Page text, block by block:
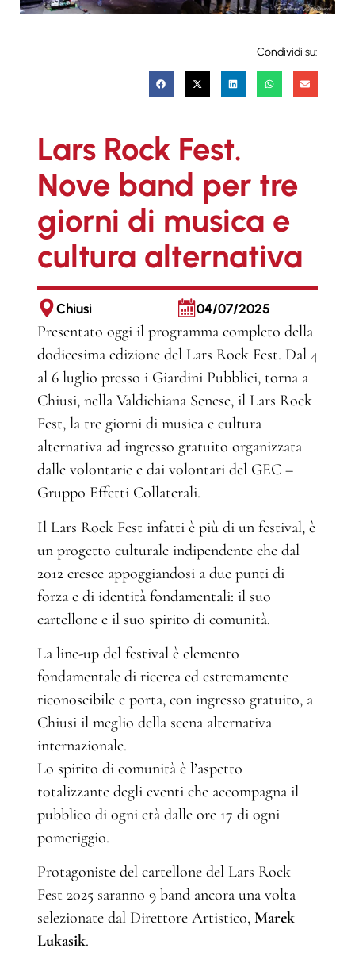
Condividi su:
Lars Rock Fest.
Nove band per tre
giorni di musica e
cultura alternativa
Chiusi 04/07/2025
Presentato oggi il programma completo della
dodicesima edizione del Lars Rock Fest. Dal 4
al 6 luglio presso i Giardini Pubblici, torna a
Chiusi, nella Valdichiana Senese, il Lars Rock
Fest, la tre giorni di musica e cultura
alternativa ad ingresso gratuito organizzata
dalle volontarie e dai volontari del GEC –
Gruppo Effetti Collaterali.
Il Lars Rock Fest infatti è più di un festival, è
un progetto culturale indipendente che dal
2012 cresce appoggiandosi a due punti di
forza e di identità fondamentali: il suo
cartellone e il suo spirito di comunità.
La line-up del festival è elemento
fondamentale di ricerca ed estremamente
riconoscibile e porta, con ingresso gratuito, a
Chiusi il meglio della scena alternativa
internazionale.
Lo spirito di comunità è l’aspetto
totalizzante degli eventi che accompagna il
pubblico di ogni età dalle ore 17 di ogni
pomeriggio.
Protagoniste del cartellone del Lars Rock
Fest 2025 saranno 9 band ancora una volta
selezionate dal Direttore Artistico, Marek
Lukasik.